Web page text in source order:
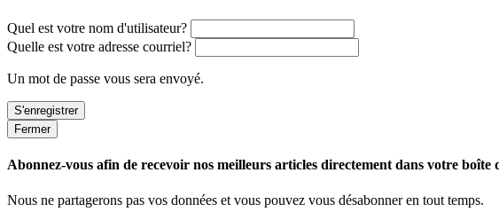
Quel est votre nom d'utilisateur?
Quelle est votre adresse courriel?
Un mot de passe vous sera envoyé.
Fermer
Abonnez-vous afin de recevoir nos meilleurs articles directement dans votre boîte
Nous ne partagerons pas vos données et vous pouvez vous désabonner en tout temps.